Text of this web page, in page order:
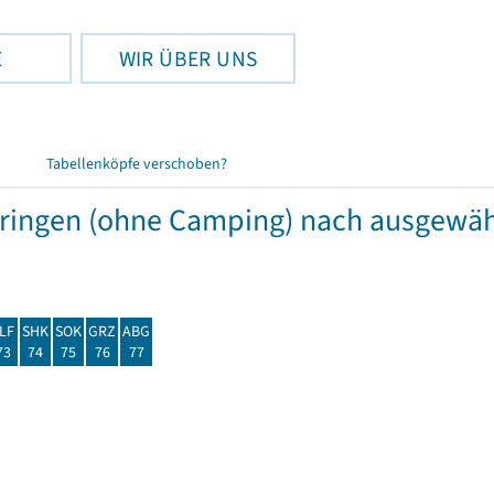
WIR ÜBER UNS
Tabellenköpfe verschoben?
(ohne Camping) nach
SHK
74
SOK
75
GRZ
76
ABG
77